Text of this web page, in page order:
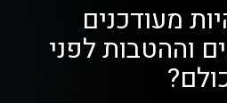
מעודכנים
וההטבות לפני